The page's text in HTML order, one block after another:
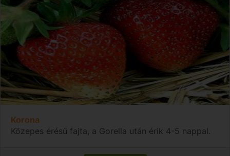
Korona
Közepes érésű fajta, a Gorella után érik 4-5 nappal.